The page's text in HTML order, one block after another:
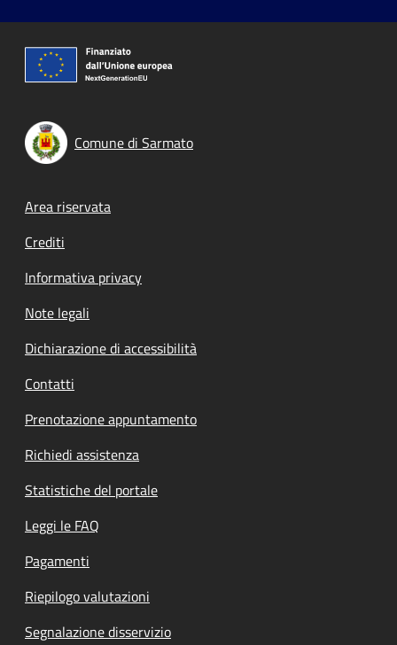
Comune di Sarmato
Footer menu
Area riservata
Crediti
Informativa privacy
Note legali
Dichiarazione di accessibilità
Contatti
Prenotazione appuntamento
Richiedi assistenza
Statistiche del portale
Leggi le FAQ
Pagamenti
Riepilogo valutazioni
Segnalazione disservizio